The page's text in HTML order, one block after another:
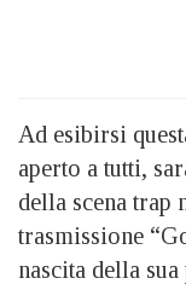
Ad esibirsi
aperto a tutti,
della scena trap
trasmissione
nascita della